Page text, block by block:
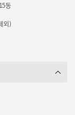
동
외)